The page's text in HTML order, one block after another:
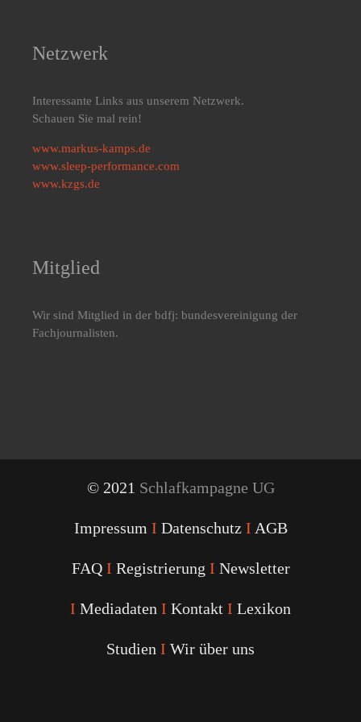
Netzwerk
Interessante Links aus unserem Netzwerk.
Schauen Sie mal rein!
www.markus-kamps.de
www.sleep-performance.com
www.kzgs.de
Mitglied
Wir sind Mitglied in der bdfj: bundesvereinigung der
Fachjournalisten.
© 2021 Schlafkampagne UG
Impressum I Datenschutz I AGB
FAQ I Registrierung I Newsletter
I Mediadaten I Kontakt I Lexikon
Studien I Wir über uns